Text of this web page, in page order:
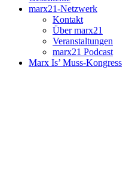
marx21-Netzwerk
Kontakt
Über marx21
Veranstaltungen
marx21 Podcast
Marx Is’ Muss-Kongress